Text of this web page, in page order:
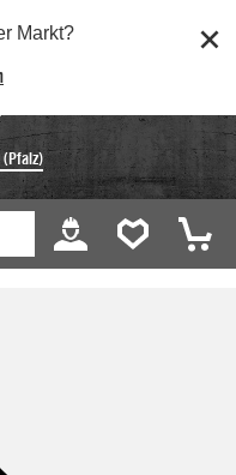
Markt?
(Pfalz)